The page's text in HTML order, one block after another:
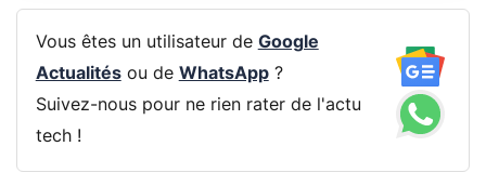
Vous êtes un utilisateur de Google
Actualitésou de WhatsApp?
Suivez-nous pour ne rien rater de l'actu
tech !